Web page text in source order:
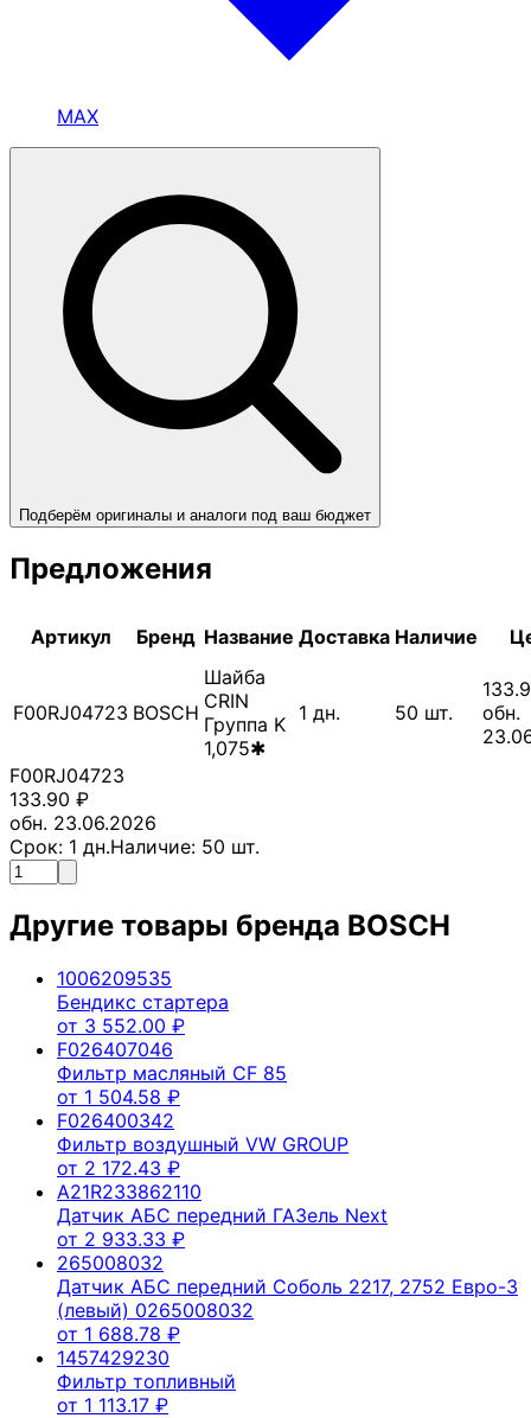
MAX
Подберём оригиналы и аналоги под ваш бюджет
Предложения
Артикул Бренд Название Доставка Наличие
F00RJ04723 BOSCH
Шайба
CRIN
Группа K
1,075✱
1 дн. 50 шт.
обн.
F00RJ04723
133.90 ₽
обн. 23.06.2026
Срок: 1 дн.Наличие: 50 шт.
Другие товары бренда BOSCH
1006209535
Бендикс стартера
от 3 552.00 ₽
F026407046
Фильтр масляный CF 85
от 1 504.58 ₽
F026400342
Фильтр воздушный VW GROUP
от 2 172.43 ₽
A21R233862110
Датчик АБС передний ГАЗель Next
от 2 933.33 ₽
265008032
Датчик АБС передний Соболь 2217, 2752 Евро-3
(левый) 0265008032
от 1 688.78 ₽
1457429230
Фильтр топливный
от 1 113.17 ₽